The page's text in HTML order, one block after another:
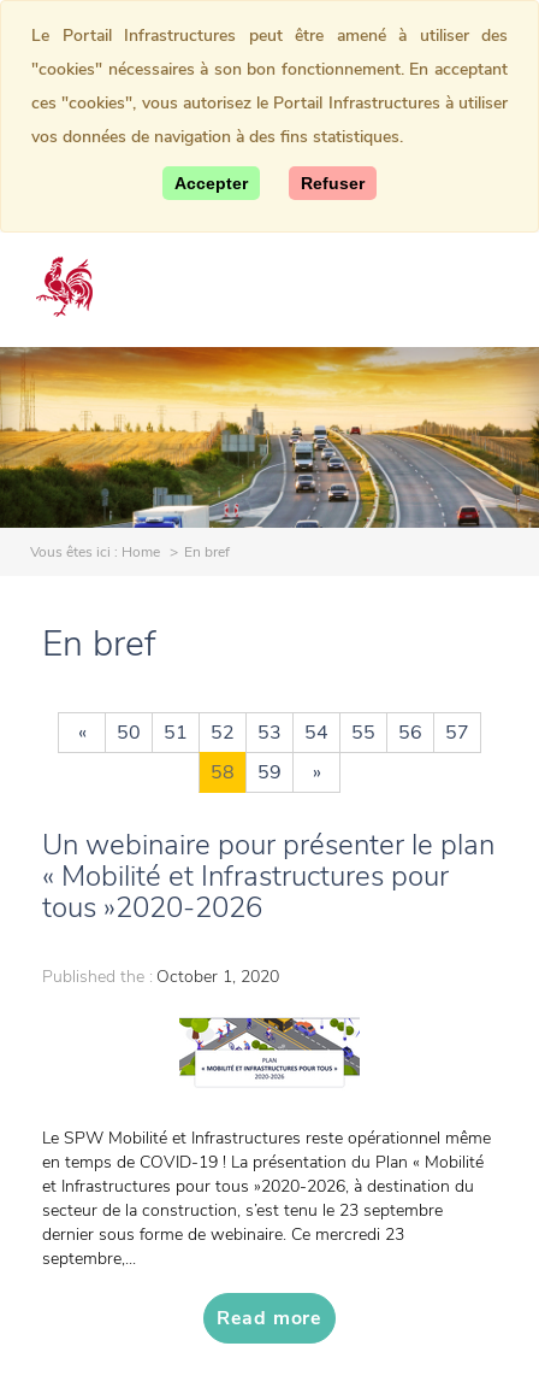
Vous êtes ici : Home En bref
En bref
« 50 51 52 53 54 55 56
57
58
59 »
Un webinaire pour présenter le plan
« Mobilité et Infrastructures pour
tous »2020-2026
Published the : October 1, 2020
Le SPW Mobilité et Infrastructures reste opérationnel même
en temps de COVID-19 ! La présentation du Plan « Mobilité
et Infrastructures pour tous »2020-2026, à destination du
secteur de la construction, s’est tenu le 23 septembre
dernier sous forme de webinaire. Ce mercredi 23
septembre,...
Read more
Le Portail Infrastructures peut être amené à utiliser des
"cookies" nécessaires à son bon fonctionnement. En acceptant
ces "cookies", vous autorisez le Portail Infrastructures à utiliser
vos données de navigation à des fins statistiques.
Accepter Refuser